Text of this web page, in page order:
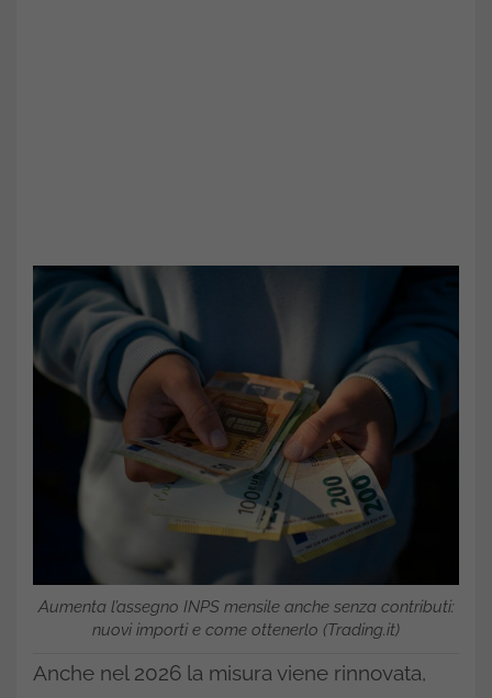
Aumenta l’assegno INPS mensile anche senza contributi:
nuovi importi e come ottenerlo (Trading.it)
Anche nel 2026 la misura viene rinnovata,